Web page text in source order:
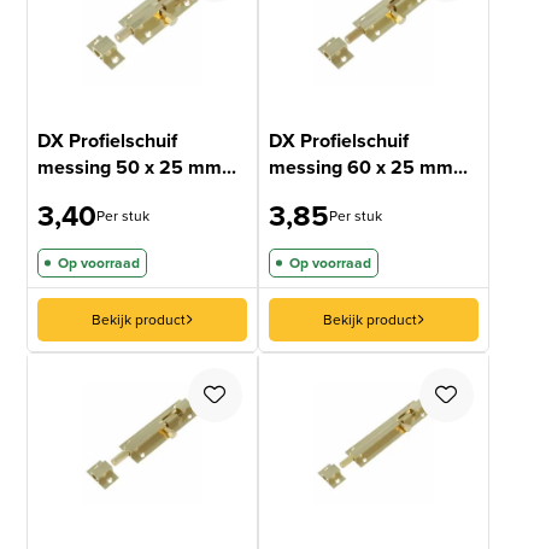
DX Profielschuif
messing 50 x 25 mm...
3,40Per stuk
Op voorraad
Bekijk product
DX Profielschuif
messing 60 x 25 mm...
3,85Per stuk
Op voorraad
Bekijk product